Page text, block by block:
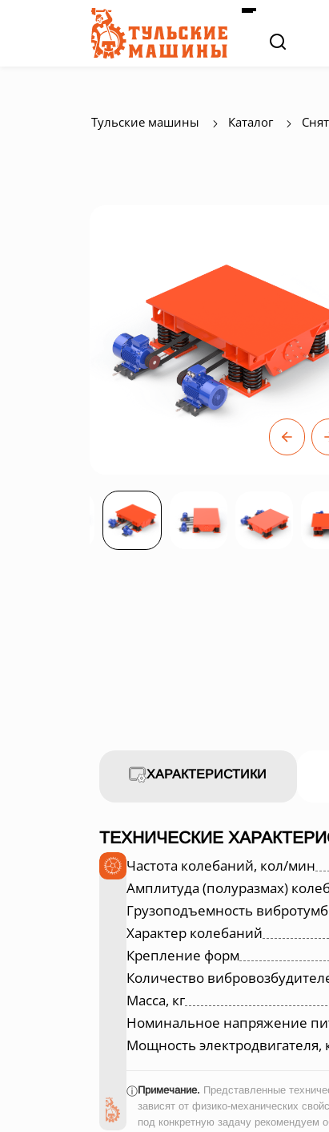
Тульские машины Каталог
ХАРАКТЕРИСТИКИ
ТЕХНИЧЕСКИЕ
Частота колебаний, кол/мин
Амплитуда (полуразмах)
Грузоподъемность
Характер колебаний
Крепление форм
Количество
Масса, кг
Номинальное напряжение
Мощность электродвигателя,
ⓘПримечание. Представленные
зависят от физико-механических
под конкретную задачу рекомендуем